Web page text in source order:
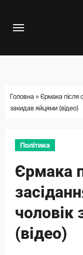
Головна » Єрмака після
закидав яйцями (відео)
Політика
Єрмака
чоловік
(відео)